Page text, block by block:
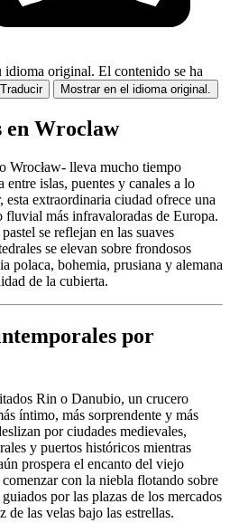
idioma original. El contenido se ha
Traducir Mostrar en el idioma original.
en Wroclaw
Wrocław- lleva mucho tiempo
entre islas, puentes y canales a lo
extraordinaria ciudad ofrece una
fluvial más infravaloradas de Europa.
se reflejan en las suaves
se elevan sobre frondosos
polaca, bohemia, prusiana y alemana
de la cubierta.
por
Rin o Danubio, un crucero
íntimo, más sorprendente y más
por ciudades medievales,
y puertos históricos mientras
prospera el encanto del viejo
con la niebla flotando sobre
por las plazas de los mercados
de las velas bajo las estrellas.